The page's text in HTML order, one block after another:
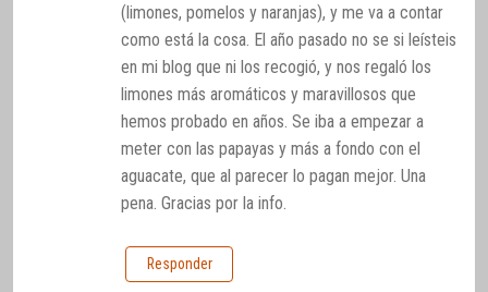
(limones, pomelos y naranjas), y me va a contar
como está la cosa. El año pasado no se si leísteis
en mi blog que ni los recogió, y nos regaló los
limones más aromáticos y maravillosos que
hemos probado en años. Se iba a empezar a
meter con las papayas y más a fondo con el
aguacate, que al parecer lo pagan mejor. Una
pena. Gracias por la info.
Responder